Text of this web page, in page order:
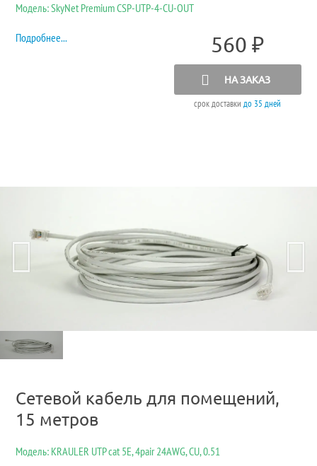
Модель: SkyNet Premium CSP-UTP-4-CU-OUT
Подробнее... 560 ₽
НА ЗАКАЗ
срок доставкидо 35 дней
Сетевой кабель для помещений,
15 метров
Модель: KRAULER UTP cat 5E, 4pair 24AWG, CU, 0.51